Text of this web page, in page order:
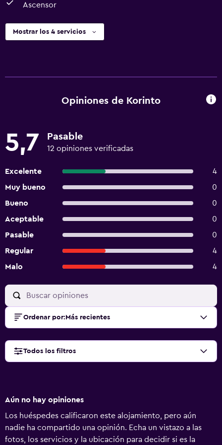
Ascensor
Mostrar los 4 servicios
Opiniones de Korinto
5,7 Pasable
12 opiniones verificadas
Excelente
4
Muy bueno
0
Bueno
0
Aceptable
0
Pasable
0
Regular
4
Malo
4
Ordenar por: Más recientes
Todos los filtros
Aún no hay opiniones
Los huéspedes calificaron este alojamiento, pero aún
nadie ha compartido una opinión. Echa un vistazo a las
fotos, los servicios y la ubicación para decidir si es la